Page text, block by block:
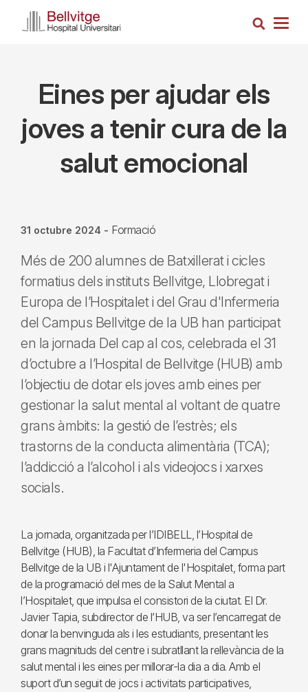
Cerca
Eines per ajudar els
joves a tenir cura de la
salut emocional
31 octubre 2024 - Formació
Més de 200 alumnes de Batxillerat i cicles
formatius dels instituts Bellvitge, Llobregat i
Europa de l’Hospitalet i del Grau d'Infermeria
del Campus Bellvitge de la UB han participat
en la jornada Del cap al cos, celebrada el 31
d’octubre a l’Hospital de Bellvitge (HUB) amb
l’objectiu de dotar els joves amb eines per
gestionar la salut mental al voltant de quatre
grans àmbits: la gestió de l’estrès; els
trastorns de la conducta alimentària (TCA);
l’addicció a l’alcohol i als videojocs i xarxes
socials.
La jornada, organitzada per l’IDIBELL, l’Hospital de
Bellvitge (HUB), la Facultat d’Infermeria del Campus
Bellvitge de la UB i l'Ajuntament de l'Hospitalet, forma part
de la programació del mes de la Salut Mental a
l’Hospitalet, que impulsa el consistori de la ciutat. El Dr.
Javier Tapia, subdirector de l’HUB, va ser l’encarregat de
donar la benvinguda als i les estudiants, presentant les
grans magnituds del centre i subratllant la rellevància de la
salut mental i les eines per millorar-la dia a dia. Amb el
suport d’un seguit de jocs i activitats participatives,